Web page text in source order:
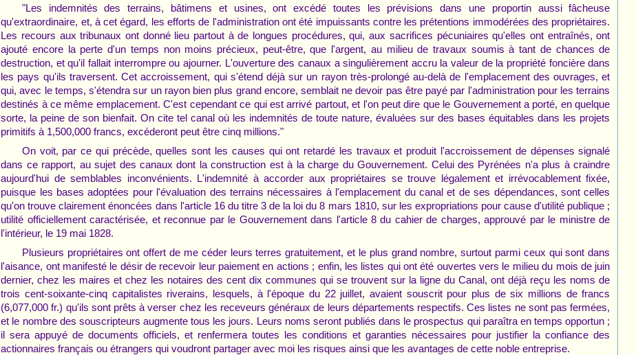
"Les indemnités des terrains, bâtimens et usines, ont excédé toutes les prévisions dans une proportin aussi fâcheuse
qu'extraordinaire, et, à cet égard, les efforts de l'administration ont été impuissants contre les prétentions immodérées des propriétaires.
Les recours aux tribunaux ont donné lieu partout à de longues procédures, qui, aux sacrifices pécuniaires qu'elles ont entraînés, ont
ajouté encore la perte d'un temps non moins précieux, peut-être, que l'argent, au milieu de travaux soumis à tant de chances de
destruction, et qu'il fallait interrompre ou ajourner. L'ouverture des canaux a singulièrement accru la valeur de la propriété foncière dans
les pays qu'ils traversent. Cet accroissement, qui s'étend déjà sur un rayon très-prolongé au-delà de l'emplacement des ouvrages, et
qui, avec le temps, s'étendra sur un rayon bien plus grand encore, semblait ne devoir pas être payé par l'administration pour les terrains
destinés à ce même emplacement. C'est cependant ce qui est arrivé partout, et l'on peut dire que le Gouvernement a porté, en quelque
sorte, la peine de son bienfait. On cite tel canal où les indemnités de toute nature, évaluées sur des bases équitables dans les projets
primitifs à 1,500,000 francs, excéderont peut être cinq millions."
On voit, par ce qui précède, quelles sont les causes qui ont retardé les travaux et produit l'accroissement de dépenses signalé
dans ce rapport, au sujet des canaux dont la construction est à la charge du Gouvernement. Celui des Pyrénées n'a plus à craindre
aujourd'hui de semblables inconvénients. L'indemnité à accorder aux propriétaires se trouve légalement et irrévocablement fixée,
puisque les bases adoptées pour l'évaluation des terrains nécessaires à l'emplacement du canal et de ses dépendances, sont celles
qu'on trouve clairement énoncées dans l'article 16 du titre 3 de la loi du 8 mars 1810, sur les expropriations pour cause d'utilité publique ;
utilité officiellement caractérisée, et reconnue par le Gouvernement dans l'article 8 du cahier de charges, approuvé par le ministre de
l'intérieur, le 19 mai 1828.
Plusieurs propriétaires ont offert de me céder leurs terres gratuitement, et le plus grand nombre, surtout parmi ceux qui sont dans
l'aisance, ont manifesté le désir de recevoir leur paiement en actions ; enfin, les listes qui ont été ouvertes vers le milieu du mois de juin
dernier, chez les maires et chez les notaires des cent dix communes qui se trouvent sur la ligne du Canal, ont déjà reçu les noms de
trois cent-soixante-cinq capitalistes riverains, lesquels, à l'époque du 22 juillet, avaient souscrit pour plus de six millions de francs
(6,077,000 fr.) qu'ils sont prêts à verser chez les receveurs généraux de leurs départements respectifs. Ces listes ne sont pas fermées,
et le nombre des souscripteurs augmente tous les jours. Leurs noms seront publiés dans le prospectus qui paraîtra en temps opportun ;
il sera appuyé de documents officiels, et renfermera toutes les conditions et garanties nécessaires pour justifier la confiance des
actionnaires français ou étrangers qui voudront partager avec moi les risques ainsi que les avantages de cette noble entreprise.